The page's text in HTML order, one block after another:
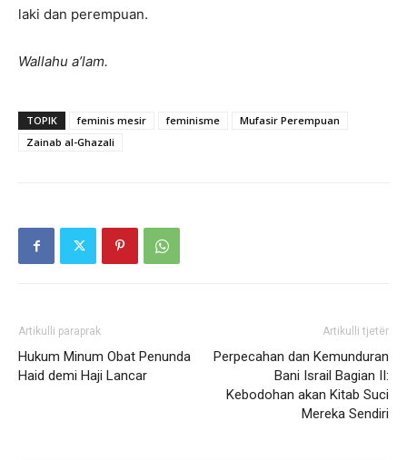
laki dan perempuan.
Wallahu a’lam.
TOPIK feminis mesir feminisme
Mufasir Perempuan
Zainab al-Ghazali
Artikulli paraprak
Hukum Minum Obat Penunda
Haid demi Haji Lancar
Artikulli tjetër
Perpecahan dan Kemunduran
Bani Israil Bagian II:
Kebodohan akan Kitab Suci
Mereka Sendiri